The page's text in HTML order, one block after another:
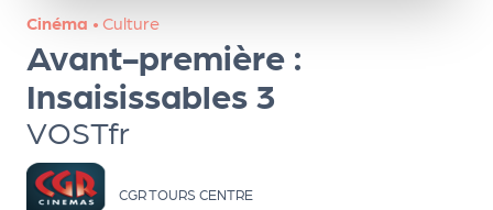
Cinéma • Culture
Avant-première :
Insaisissables 3
VOSTfr
CGR TOURS CENTRE
ns
PR
O
G!
PR